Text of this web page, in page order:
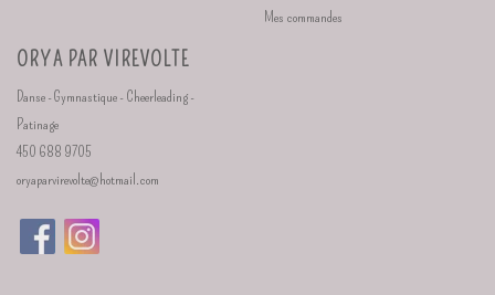
Mes commandes
ORYA PAR VIREVOLTE
Danse - Gymnastique - Cheerleading -
Patinage
450 688 9705
oryaparvirevolte@hotmail.com